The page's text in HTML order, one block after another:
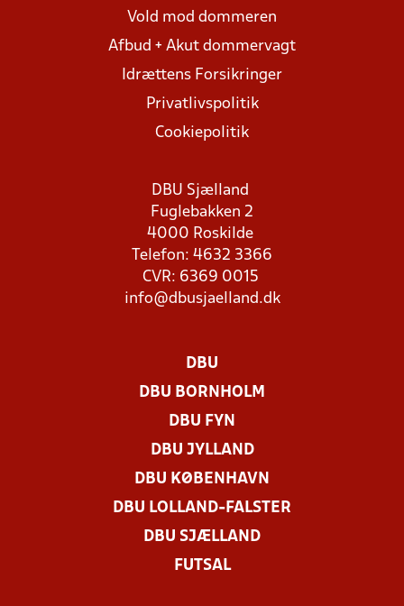
Vold mod dommeren
Afbud + Akut dommervagt
Idrættens Forsikringer
Privatlivspolitik
Cookiepolitik
DBU Sjælland
Fuglebakken 2
4000 Roskilde
Telefon: 4632 3366
CVR: 6369 0015
info@dbusjaelland.dk
DBU
DBU BORNHOLM
DBU FYN
DBU JYLLAND
DBU KØBENHAVN
DBU LOLLAND-FALSTER
DBU SJÆLLAND
FUTSAL